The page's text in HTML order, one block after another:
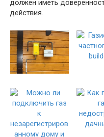
должен иметь
действия.